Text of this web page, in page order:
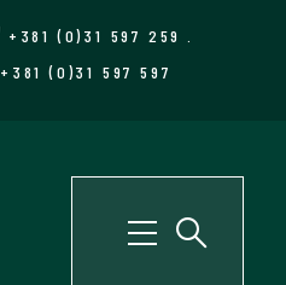
+381 (0)31 597 259
+381 (0)31 597 597